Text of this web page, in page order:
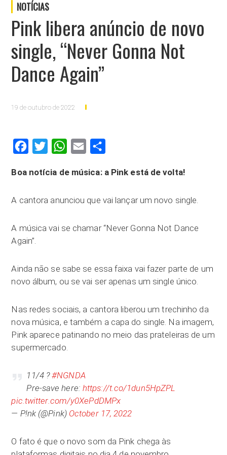
NOTÍCIAS
Pink libera anúncio de novo
single, “Never Gonna Not
Dance Again”
19 de outubro de 2022
FacebookTwitter WhatsApp
Email
Boa notícia de música: a Pink está de volta!
A cantora anunciou que vai lançar um novo single.
A música vai se chamar “Never Gonna Not Dance
Again”.
Ainda não se sabe se essa faixa vai fazer parte de um
novo álbum, ou se vai ser apenas um single único.
Nas redes sociais, a cantora liberou um trechinho da
nova música, e também a capa do single. Na imagem,
Pink aparece patinando no meio das prateleiras de um
supermercado.
11/4 ?#NGNDA
Pre-save here: https://t.co/1dun5HpZPL
pic.twitter.com/y0XePdDMPx
— P!nk (@Pink) October 17, 2022
O fato é que o novo som da Pink chega às